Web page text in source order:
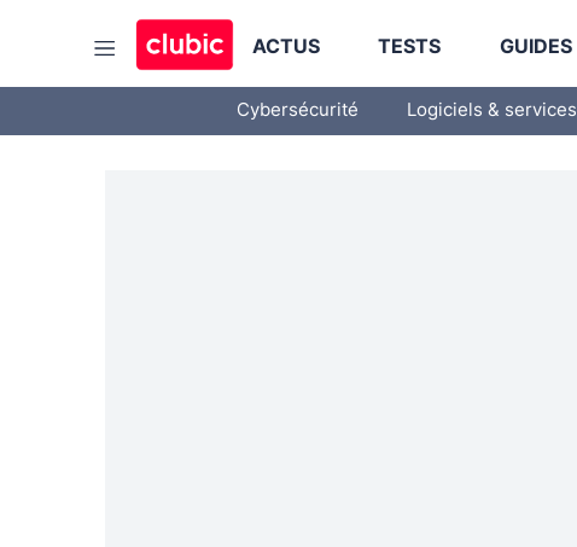
ACTUS TESTS GUIDES
Cybersécurité Logiciels & services